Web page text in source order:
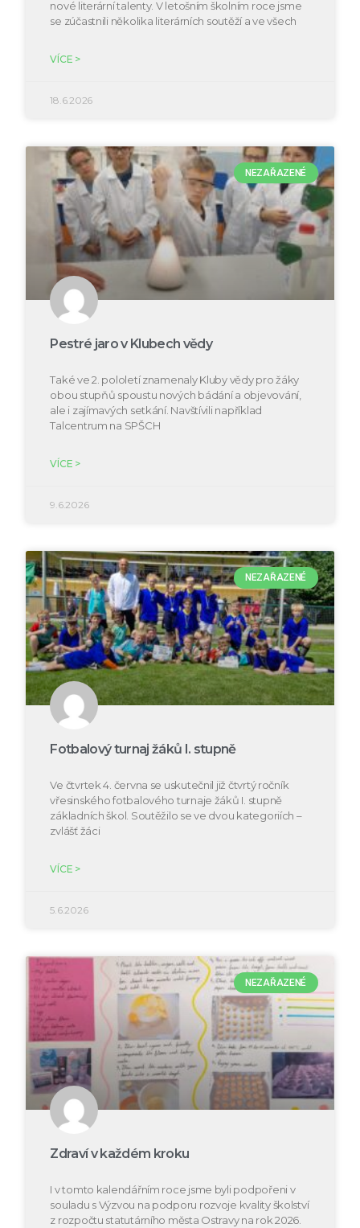
nové literární talenty. V letošním školním roce jsme
se zúčastnili několika literárních soutěží a ve všech
VÍCE >
18.6.2026
NEZAŘAZENÉ
Pestré jaro v Klubech vědy
Také ve 2. pololetí znamenaly Kluby vědy pro žáky
obou stupňů spoustu nových bádání a objevování,
ale i zajímavých setkání. Navštívili například
Talcentrum na SPŠCH
VÍCE >
9.6.2026
NEZAŘAZENÉ
Fotbalový turnaj žáků I. stupně
Ve čtvrtek 4. června se uskutečnil již čtvrtý ročník
vřesinského fotbalového turnaje žáků I. stupně
základních škol. Soutěžilo se ve dvou kategoriích –
zvlášť žáci
VÍCE >
5.6.2026
NEZAŘAZENÉ
Zdraví v každém kroku
I v tomto kalendářním roce jsme byli podpořeni v
souladu s Výzvou na podporu rozvoje kvality školství
z rozpočtu statutárního města Ostravy na rok 2026.